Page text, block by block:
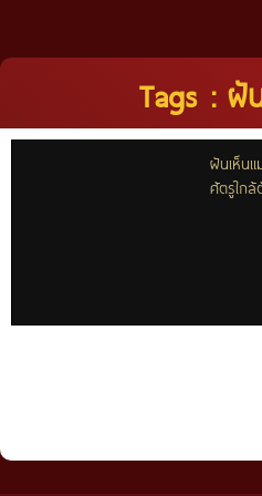
Tags : ฝั
ฝันเห็น
ศัตรูใกล้